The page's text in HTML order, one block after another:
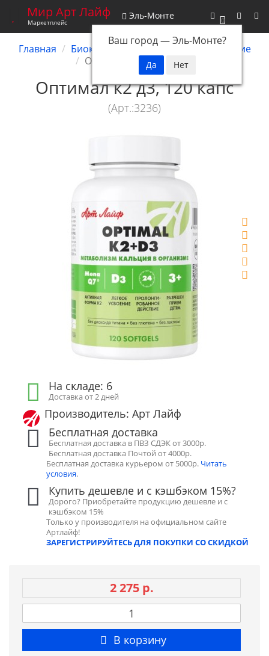
0
Мир Арт Лайф
Маркетплейс
Эль-Монте
Ваш город —Эль-Монте?
Главная Биокомплексы
Системное действие
Optimal K2+D3, 120 капс
Оптимал к2 д3, 120 капс
(Арт.:3236)
На складе: 6
Доставка от 2 дней
Производитель: Арт Лайф
Бесплатная доставка
Бесплатная доставка в ПВЗ СДЭК от 3000р.
Бесплатная доставка Почтой от 4000р.
Бесплатная доставка курьером от 5000р. Читать
условия.
Купить дешевле и с кэшбэком 15%?
Дорого? Приобретайте продукцию дешевле и с
кэшбэком 15%
Только у производителя на официальном сайте
Артлайф!
ЗАРЕГИСТРИРУЙТЕСЬ ДЛЯ ПОКУПКИ СО СКИДКОЙ
2 275 р.
В корзину